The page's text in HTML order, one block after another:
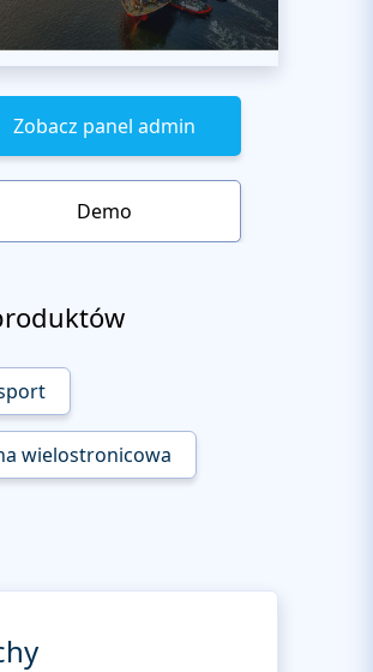
Zobacz panel admin
Demo
wielostronicowa